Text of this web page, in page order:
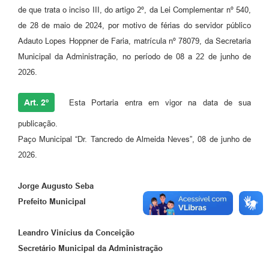
de que trata o inciso III, do artigo 2º, da Lei Complementar nº 540,
de 28 de maio de 2024, por motivo de férias do servidor público
Adauto Lopes Hoppner de Faria, matrícula nº 78079, da Secretaria
Municipal da Administração, no período de 08 a 22 de junho de
2026.
Art. 2º Esta Portaria entra em vigor na data de sua
publicação.
Paço Municipal “Dr. Tancredo de Almeida Neves”, 08 de junho de
2026.
Jorge Augusto Seba
Prefeito Municipal
Leandro Vinícius da Conceição
Secretário Municipal da Administração